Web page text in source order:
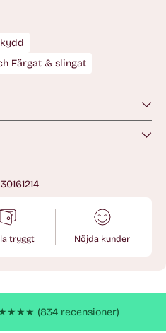
Färgat & slingat
tryggt Nöjda kunder
(834 recensioner)